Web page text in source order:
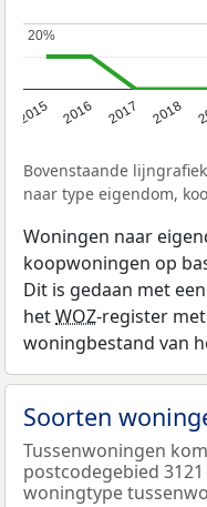
2015 2016 2017 2018
20%
20%
Bovenstaande
naar type eigendom,
Woningen naar
koopwoningen op
Dit is gedaan met
hetWOZ-register
woningbestand van
Soorten
Tussenwoningen
postcodegebied
woningtype